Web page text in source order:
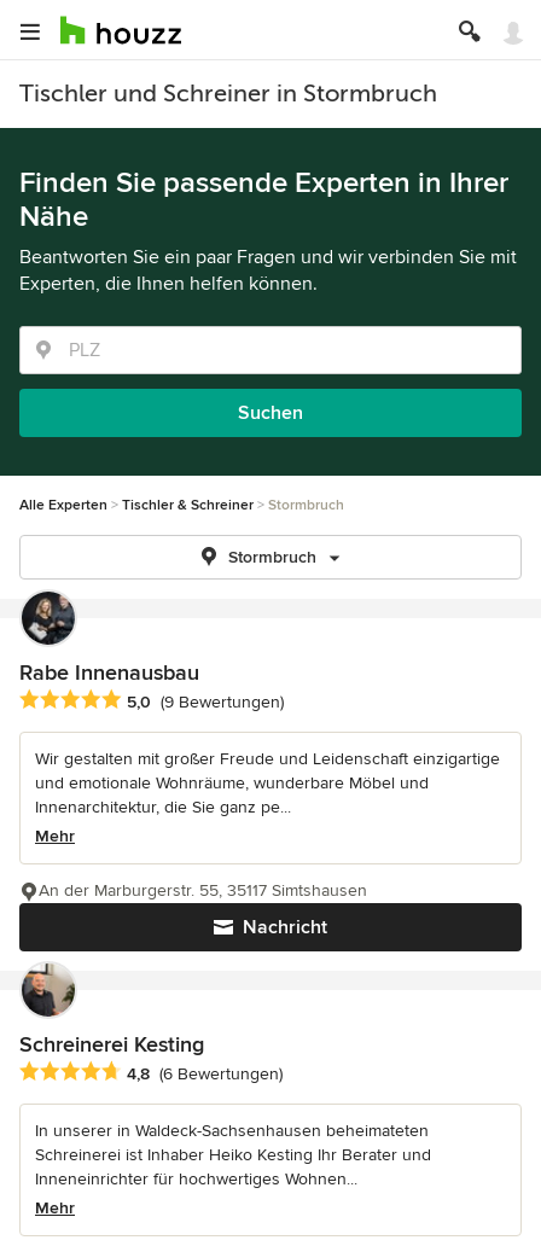
Tischler und Schreiner in Stormbruch
Finden Sie passende Experten in Ihrer
Nähe
Beantworten Sie ein paar Fragen und wir verbinden Sie mit
Experten, die Ihnen helfen können.
Suchen
Alle Experten Tischler & Schreiner Stormbruch
Stormbruch
Rabe Innenausbau
Durchschnittliche Bewertung: 5 von 5 Sternen
5,0 (9 Bewertungen)
Wir gestalten mit großer Freude und Leidenschaft einzigartige
und emotionale Wohnräume, wunderbare Möbel und
Innenarchitektur, die Sie ganz pe...
Mehr
Nachricht
An der Marburgerstr. 55, 35117 Simtshausen
Schreinerei Kesting
Durchschnittliche Bewertung: 4.8 von 5 Sternen
4,8 (6 Bewertungen)
In unserer in Waldeck-Sachsenhausen beheimateten
Schreinerei ist Inhaber Heiko Kesting Ihr Berater und
Inneneinrichter für hochwertiges Wohnen...
Mehr